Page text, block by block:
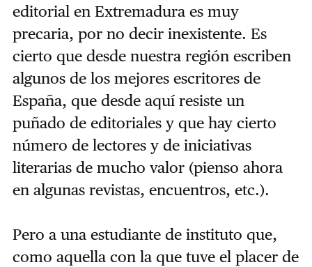
editorial en Extremadura es muy
precaria, por no decir inexistente. Es
cierto que desde nuestra región escriben
algunos de los mejores escritores de
España, que desde aquí resiste un
puñado de editoriales y que hay cierto
número de lectores y de iniciativas
literarias de mucho valor (pienso ahora
en algunas revistas, encuentros, etc.).
Pero a una estudiante de instituto que,
como aquella con la que tuve el placer de